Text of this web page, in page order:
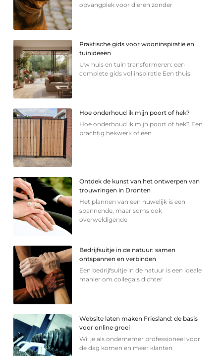
opvangplek voor dieren zonder
Praktische gids voor wooninspiratie en
tuinideeën
Uw huis en tuin transformeren: een
complete gids vol inspiratie Een thuis
Hoe onderhoud ik mijn poort of hek?
Hoe onderhoud ik mijn poort of hek? Een
prachtig hekwerk of een
Ontdek de kunst van het ontwerpen van
trouwringen in Dronten
Het plannen van een huwelijk is een
spannende, maar soms ook
overweldigende
Bedrijfsuitje in de natuur: samen
ontspannen en verbinden
Een bedrijfsuitje in de natuur is een ideale
manier om collega’s dichter
Website laten maken Friesland: de basis
voor online groei
Wil je als ondernemer professioneel voor
de dag komen en meer klanten